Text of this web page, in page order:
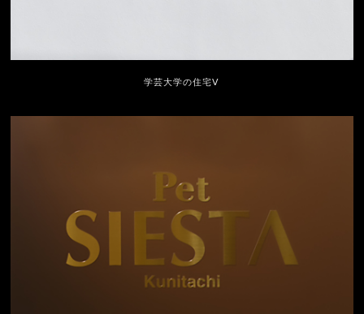
学芸大学の住宅Ⅴ